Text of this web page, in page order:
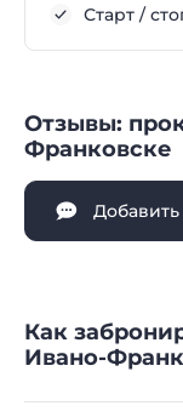
Старт /
Отзывы:
Франковске
Добавить
Как
Ивано-